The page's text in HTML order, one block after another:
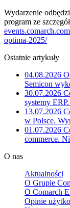
Wydarzenie
program ze
optima-2025/
Ostatnie artykuły
04.08.2026
Semicon
30.07.2026
systemy
13.07.2026
w Polsce.
01.07.2026
commerce.
O nas
Aktualności
O Grupie
O Comarch
Opinie